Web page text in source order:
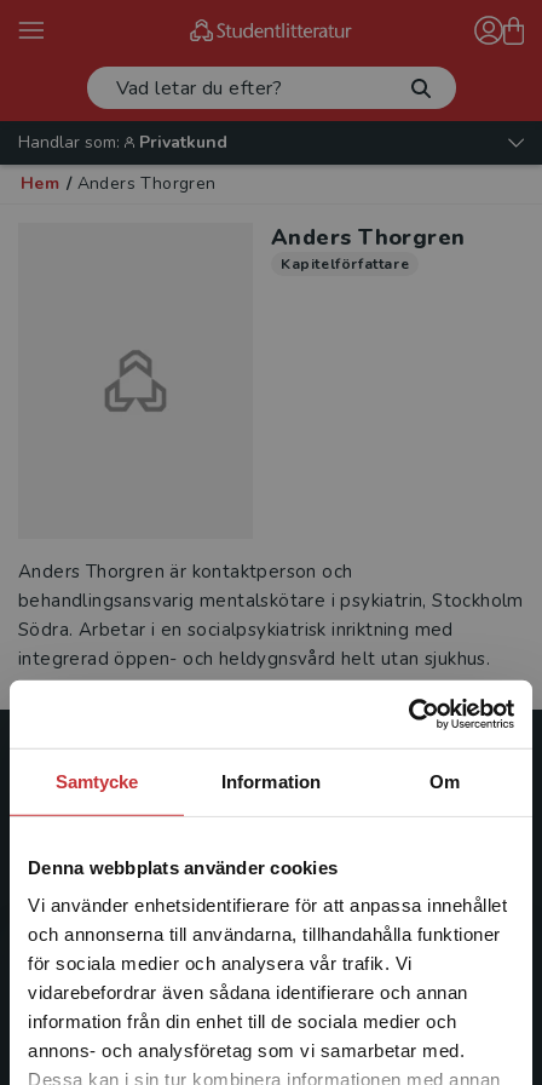
Samtycke Information Om
Denna webbplats använder cookies
Vi använder enhetsidentifierare för att anpassa innehållet
och annonserna till användarna, tillhandahålla funktioner
för sociala medier och analysera vår trafik. Vi
vidarebefordrar även sådana identifierare och annan
information från din enhet till de sociala medier och
annons- och analysföretag som vi samarbetar med.
Dessa kan i sin tur kombinera informationen med annan
Begränsad fraktregion
Handlar som:
Privatkund
Hem / Anders Thorgren
Anders Thorgren
Kapitelförfattare
Anders Thorgren är kontaktperson och
behandlingsansvarig mentalskötare i psykiatrin, Stockholm
Södra. Arbetar i en socialpsykiatrisk inriktning med
integrerad öppen- och heldygnsvård helt utan sjukhus.
Studentlitteratur
ledande utbildningsförlag. Med läromedel, kurslitteratur,
facklitteratur, utbildningar och digitala
informationstjänster i utbudet, finns Studentlitteratur med
längs hela kunskapsresan.
Kontakta oss
Kontakta oss